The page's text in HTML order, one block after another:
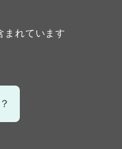
まれています